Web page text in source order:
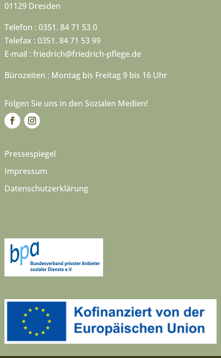
01129 Dresden
Telefon : 0351. 84 71 53 0
Telefax : 0351. 84 71 53 99
E-mail : friedrich@friedrich-pflege.de
Bürozeiten : Montag bis Freitag 9 bis 16 Uhr
Folgen Sie uns in den Sozialen Medien!
Pressespiegel
Impressum
Datenschutzerklärung